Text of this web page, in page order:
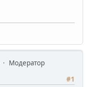
Модератор
#1